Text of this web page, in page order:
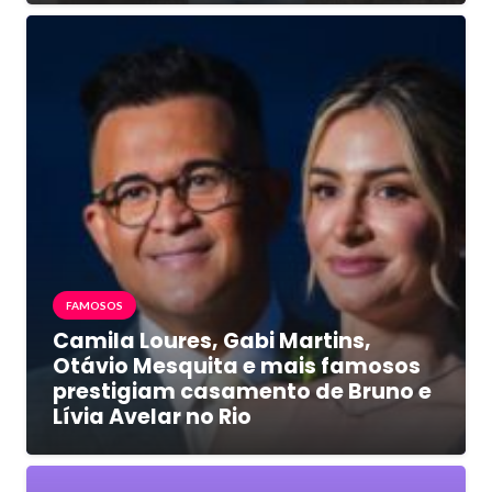
FAMOSOS
Camila Loures, Gabi Martins,
Otávio Mesquita e mais famosos
prestigiam casamento de Bruno e
Lívia Avelar no Rio